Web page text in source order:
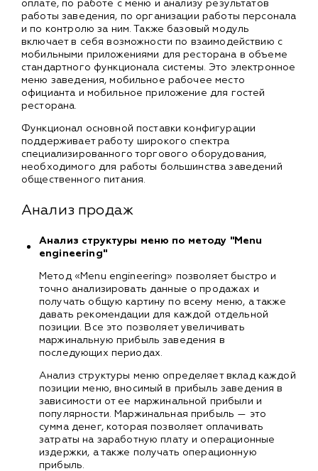
оплате, по работе с меню и анализу результатов
работы заведения, по организации работы персонала
и по контролю за ним. Также базовый модуль
включает в себя возможности по взаимодействию с
мобильными приложениями для ресторана в объеме
стандартного функционала системы. Это электронное
меню заведения, мобильное рабочее место
официанта и мобильное приложение для гостей
ресторана.
Функционал основной поставки конфигурации
поддерживает работу широкого спектра
специализированного торгового оборудования,
необходимого для работы большинства заведений
общественного питания.
Анализ продаж
Анализ структуры меню по методу "Menu
engineering"
Метод «Menu engineering» позволяет быстро и
точно анализировать данные о продажах и
получать общую картину по всему меню, а также
давать рекомендации для каждой отдельной
позиции. Все это позволяет увеличивать
маржинальную прибыль заведения в
последующих периодах.
Анализ структуры меню определяет вклад каждой
позиции меню, вносимый в прибыль заведения в
зависимости от ее маржинальной прибыли и
популярности. Маржинальная прибыль — это
сумма денег, которая позволяет оплачивать
затраты на заработную плату и операционные
издержки, а также получать операционную
прибыль.